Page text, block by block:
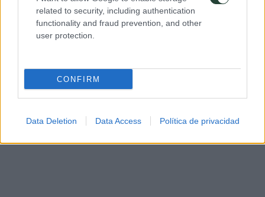
related to security, including authentication
functionality and fraud prevention, and other
user protection.
CONFIRM
Data Deletion Data Access Política de privacidad